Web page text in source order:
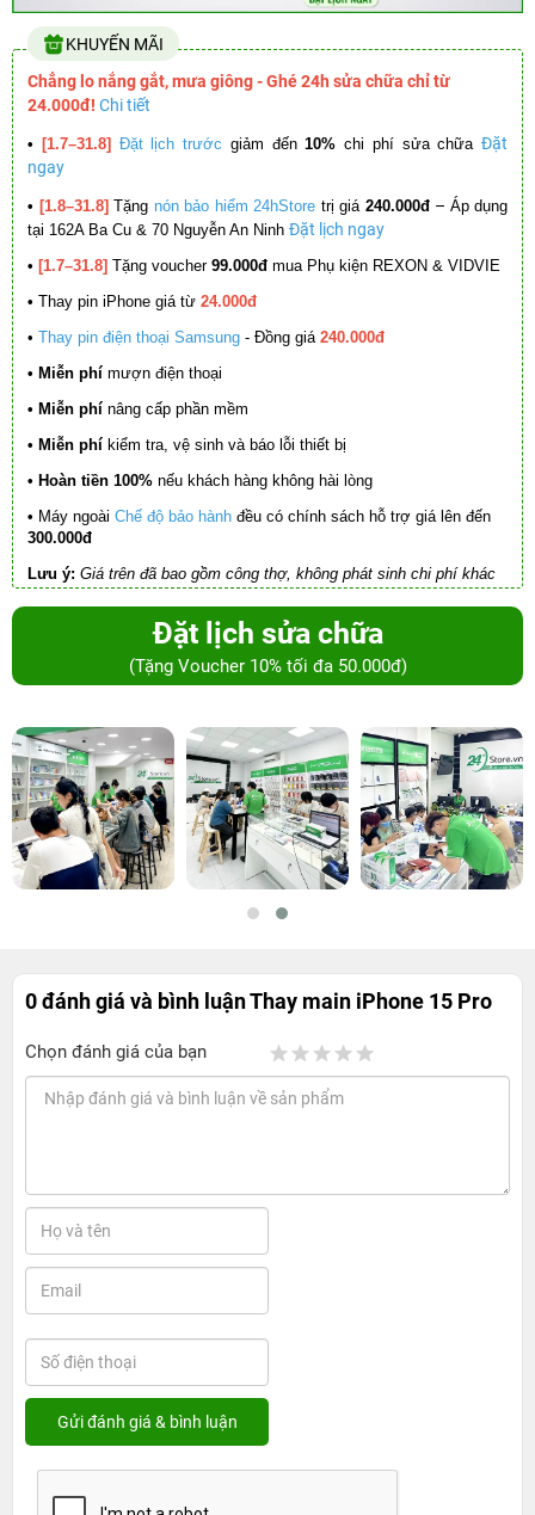
KHUYẾN MÃI
Chẳng lo nắng gắt, mưa giông - Ghé 24h sửa chữa chỉ từ
24.000đ! Chi tiết
• [1.7–31.8] Đặt lịch trước giảm đến10% chi phí sửa chữa Đặt
ngay
• [1.8–31.8] Tặng nón bảo hiểm 24hStore trị giá 240.000đ – Áp dụng
tại 162A Ba Cu & 70 Nguyễn An Ninh Đặt lịch ngay
• [1.7–31.8] Tặng voucher 99.000đ mua Phụ kiện REXON & VIDVIE
• Thay pin iPhone giá từ 24.000đ
• Thay pin điện thoại Samsung - Đồng giá 240.000đ
• Miễn phí mượn điện thoại
• Miễn phí nâng cấp phần mềm
• Miễn phí kiểm tra, vệ sinh và báo lỗi thiết bị
• Hoàn tiền 100% nếu khách hàng không hài lòng
• Máy ngoài Chế độ bảo hành đều có chính sách hỗ trợ giá lên đến
300.000đ
Lưu ý: Giá trên đã bao gồm công thợ, không phát sinh chi phí khác
Đặt lịch sửa chữa
(Tặng Voucher 10% tối đa 50.000đ)
0 đánh giá và bình luậnThay main iPhone 15 Pro
Chọn đánh giá của bạn